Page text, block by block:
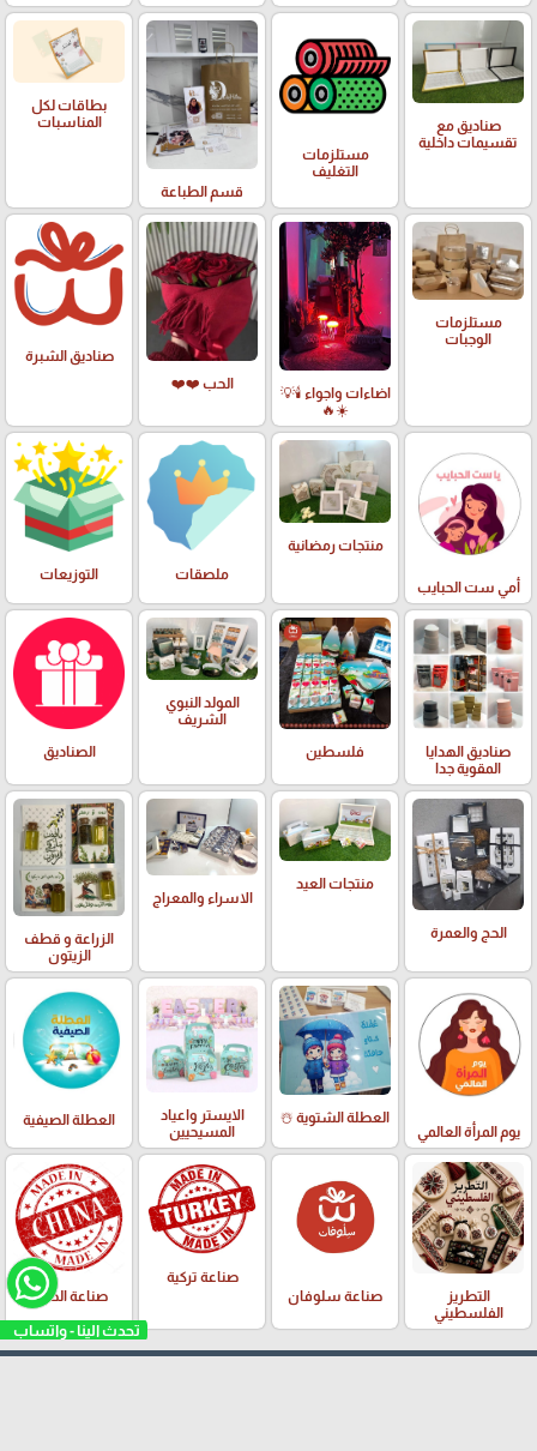
تحدث الينا - واتساب
صناديق مع
تقسيمات داخلية
مستلزمات
التغليف
قسم الطباعة
بطاقات لكل
المناسبات
مستلزمات
الوجبات
اضاءات واجواء 🕯️💡
☀️🔥
الحب ❤️❤️
صناديق الشبرة
أمي ست الحبايب
منتجات رمضانية
ملصقات
التوزيعات
صناديق الهدايا
المقوية جدا
فلسطين
المولد النبوي
الشريف
الصناديق
الحج والعمرة
منتجات العيد
الاسراء والمعراج
الزراعة و قطف
الزيتون
يوم المرأة العالمي
العطلة الشتوية ☃️
الايستر واعياد
المسيحيين
العطلة الصيفية
التطريز
الفلسطيني
صناعة سلوفان
صناعة تركية
صناعة الصين